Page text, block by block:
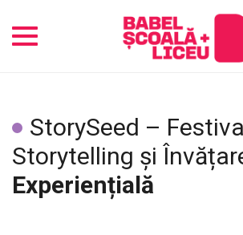
Toggle
StorySeed –
Storytelling și
Experiențială